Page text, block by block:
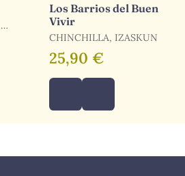
Los Barrios del Buen
Vivir
CHINCHILLA, IZASKUN
25,90 €